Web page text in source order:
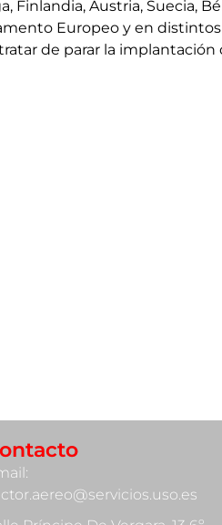
Finlandia, Austria, Suecia,
Europeo y en
de parar la